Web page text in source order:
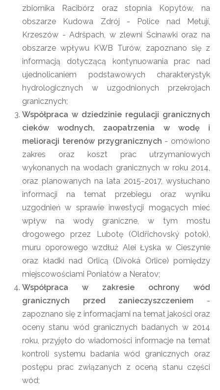
zbiornika Racibórz oraz stopnia Kopytów, na
obszarze Kudowa Zdrój - Police nad Metují,
Krzeszów - Adršpach, w zlewni Ścinawki oraz na
obszarze wpływu KWB Turów, zapoznano się z
informacją dotyczącą kontynuowania prac nad
ujednolicaniem podstawowych charakterystyk
hydrologicznych w uzgodnionych przekrojach
granicznych;
Współpraca w dziedzinie regulacji granicznych
cieków wodnych, zaopatrzenia w wodę i
melioracji terenów przygranicznych - omówiono
zakres oraz koszt prac utrzymaniowych
wykonanych na wodach granicznych w roku 2014,
oraz planowanych na lata 2015-2017, wysłuchano
informacji na temat przebiegu oraz wyniku
uzgodnień w sprawie inwestycji mogących mieć
wpływ na wody graniczne, w tym mostu
drogowego przez Lubotę (Oldřichovský potok),
muru oporowego wzdłuż Alei Łyska w Cieszynie
oraz kładki nad Orlicą (Divoká Orlice) pomiędzy
miejscowościami Poniatów a Neratov;
Współpraca w zakresie ochrony wód
granicznych przed zanieczyszczeniem -
zapoznano się z informacjami na temat jakości oraz
oceny stanu wód granicznych badanych w 2014
roku, przyjęto do wiadomości informacje na temat
kontroli systemu badania wód granicznych oraz
postępu prac związanych z oceną stanu części
wód;